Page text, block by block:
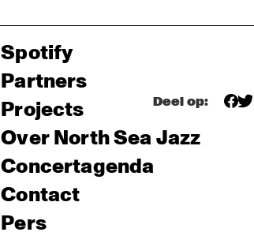
Deel op:
Spotify
Partners
Projects
Over North Sea Jazz
Concertagenda
Contact
Pers